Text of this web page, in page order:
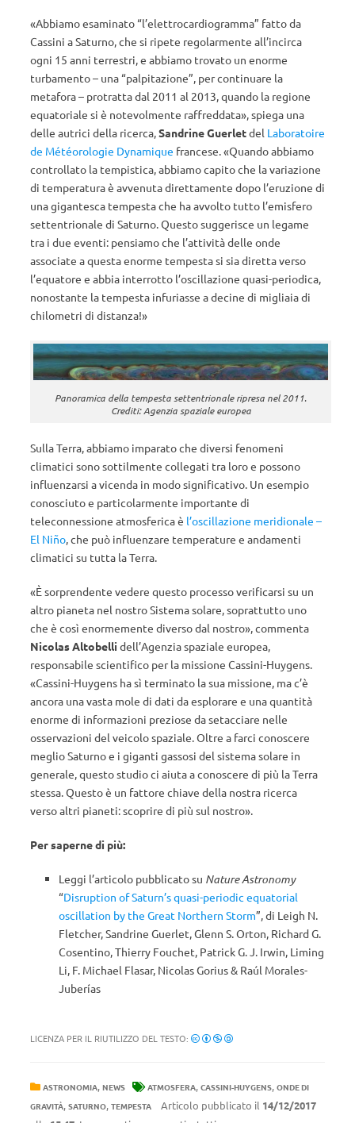
«Abbiamo esaminato “l’elettrocardiogramma” fatto da
Cassini a Saturno, che si ripete regolarmente all’incirca
ogni 15 anni terrestri, e abbiamo trovato un enorme
turbamento – una “palpitazione”, per continuare la
metafora – protratta dal 2011 al 2013, quando la regione
equatoriale si è notevolmente raffreddata», spiega una
delle autrici della ricerca,Sandrine Guerletdel Laboratoire
de Météorologie Dynamique francese. «Quando abbiamo
controllato la tempistica, abbiamo capito che la variazione
di temperatura è avvenuta direttamente dopo l’eruzione di
una gigantesca tempesta che ha avvolto tutto l’emisfero
settentrionale di Saturno. Questo suggerisce un legame
tra i due eventi: pensiamo che l’attività delle onde
associate a questa enorme tempesta si sia diretta verso
l’equatore e abbia interrotto l’oscillazione quasi-periodica,
nonostante la tempesta infuriasse a decine di migliaia di
chilometri di distanza!»
Panoramica della tempesta settentrionale ripresa nel 2011.
Crediti: Agenzia spaziale europea
Sulla Terra, abbiamo imparato che diversi fenomeni
climatici sono sottilmente collegati tra loro e possono
influenzarsi a vicenda in modo significativo. Un esempio
conosciuto e particolarmente importante di
teleconnessione atmosferica è l’oscillazione meridionale –
El Niño, che può influenzare temperature e andamenti
climatici su tutta la Terra.
«È sorprendente vedere questo processo verificarsi su un
altro pianeta nel nostro Sistema solare, soprattutto uno
che è così enormemente diverso dal nostro», commenta
Nicolas Altobelli dell’Agenzia spaziale europea,
responsabile scientifico per la missione Cassini-Huygens.
«Cassini-Huygens ha sì terminato la sua missione, ma c’è
ancora una vasta mole di dati da esplorare e una quantità
enorme di informazioni preziose da setacciare nelle
osservazioni del veicolo spaziale. Oltre a farci conoscere
meglio Saturno e i giganti gassosi del sistema solare in
generale, questo studio ci aiuta a conoscere di più la Terra
stessa. Questo è un fattore chiave della nostra ricerca
verso altri pianeti: scoprire di più sul nostro».
Per saperne di più:
Leggi l’articolo pubblicato su Nature Astronomy
“Disruption of Saturn’s quasi-periodic equatorial
oscillation by the Great Northern Storm”, di Leigh N.
Fletcher, Sandrine Guerlet, Glenn S. Orton, Richard G.
Cosentino, Thierry Fouchet, Patrick G. J. Irwin, Liming
Li, F. Michael Flasar, Nicolas Gorius & Raúl Morales-
Juberías
LICENZA PER IL RIUTILIZZO DEL TESTO:
ASTRONOMIA, NEWS ATMOSFERA, CASSINI-HUYGENS, ONDE DI
GRAVITÀ, SATURNO, TEMPESTA Articolo pubblicato il 14/12/2017